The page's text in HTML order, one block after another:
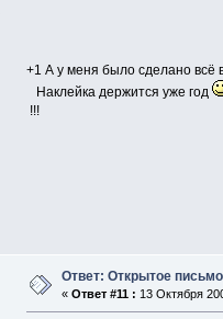
+1 А у меня было сделано всё
Наклейка держится уже год
!!!
Ответ: Открытое
« Ответ #11 : 13 Октября